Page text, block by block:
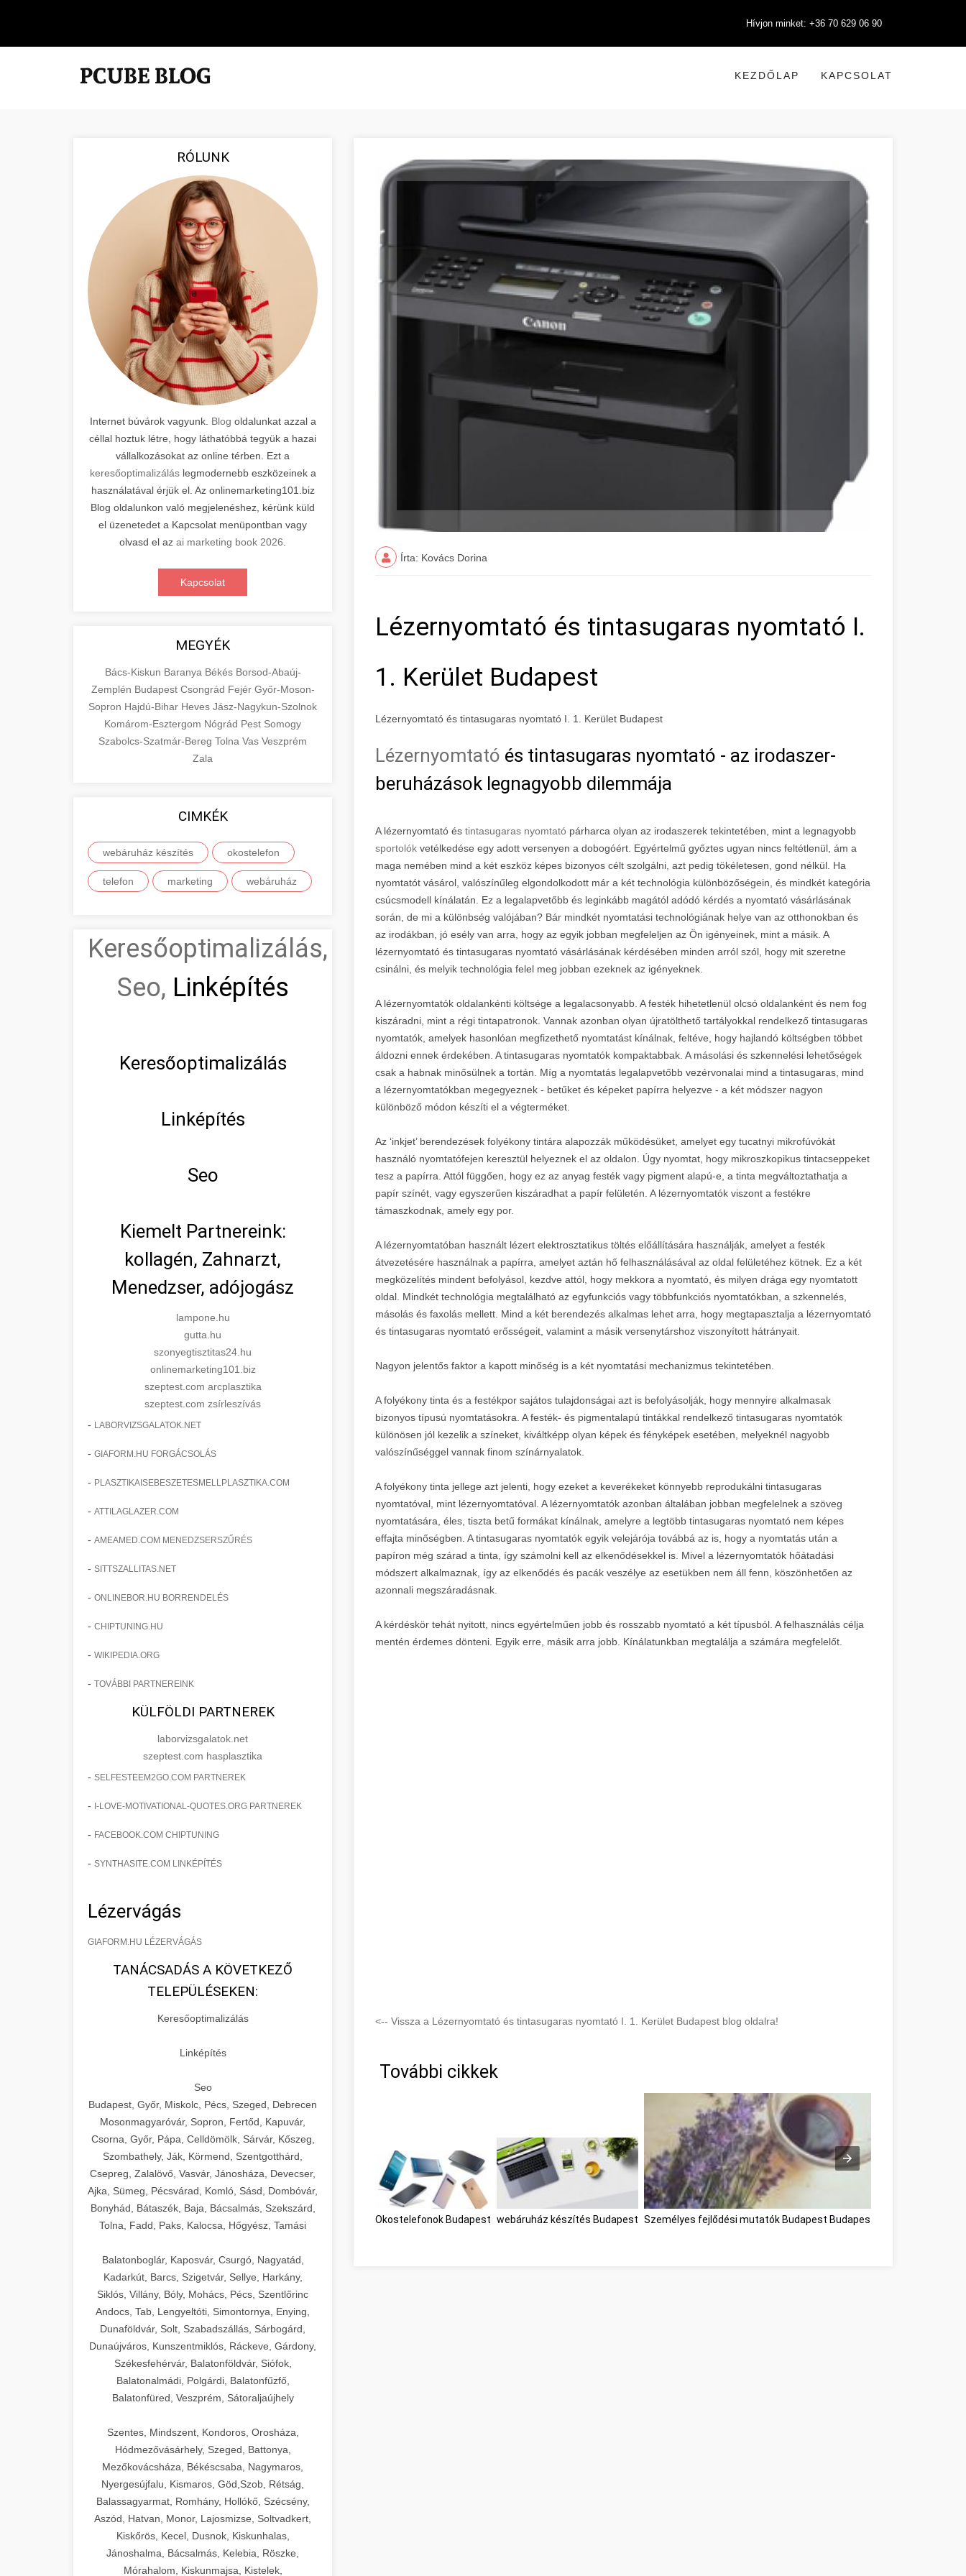
Hívjon minket: +36 70 629 06 90
KEZDŐLAP KAPCSOLAT
RÓLUNK
Internet búvárok vagyunk. Blog oldalunkat azzal a
céllal hoztuk létre, hogy láthatóbbá tegyük a hazai
vállalkozásokat az online térben. Ezt a
keresőoptimalizáláslegmodernebb eszközeinek a
használatával érjük el. Az onlinemarketing101.biz
Blog oldalunkon való megjelenéshez, kérünk küld
el üzenetedet a Kapcsolat menüpontban vagy
olvasd el az ai marketing book 2026
Kapcsolat
MEGYÉK
Bács-Kiskun Baranya Békés Borsod-Abaúj-
Zemplén Budapest Csongrád Fejér Győr-Moson-
Sopron Hajdú-Bihar Heves Jász-Nagykun-Szolnok
Komárom-Esztergom Nógrád Pest Somogy
Szabolcs-Szatmár-Bereg Tolna Vas Veszprém
Zala
CIMKÉK
webáruház készítés okostelefon
telefon marketing webáruház
Keresőoptimalizálás,
Seo, Linképítés
Keresőoptimalizálás
Linképítés
Seo
Kiemelt Partnereink:
kollagén, Zahnarzt,
Menedzser, adójogász
lampone.hu
gutta.hu
szonyegtisztitas24.hu
onlinemarketing101.biz
szeptest.com arcplasztika
szeptest.com zsírleszívás
- LABORVIZSGALATOK.NET
- GIAFORM.HU FORGÁCSOLÁS
- PLASZTIKAISEBESZETESMELLPLASZTIKA.COM
- ATTILAGLAZER.COM
- AMEAMED.COM MENEDZSERSZŰRÉS
- SITTSZALLITAS.NET
- ONLINEBOR.HU BORRENDELÉS
- CHIPTUNING.HU
- WIKIPEDIA.ORG
- TOVÁBBI PARTNEREINK
KÜLFÖLDI PARTNEREK
laborvizsgalatok.net
szeptest.com hasplasztika
- SELFESTEEM2GO.COM PARTNEREK
- I-LOVE-MOTIVATIONAL-QUOTES.ORG PARTNEREK
- FACEBOOK.COM CHIPTUNING
- SYNTHASITE.COM LINKÉPÍTÉS
Lézervágás
GIAFORM.HU LÉZERVÁGÁS
TANÁCSADÁS A KÖVETKEZŐ
TELEPÜLÉSEKEN:
Keresőoptimalizálás
Linképítés
Seo
Budapest, Győr, Miskolc, Pécs, Szeged, Debrecen
Mosonmagyaróvár, Sopron, Fertőd, Kapuvár,
Csorna, Győr, Pápa, Celldömölk, Sárvár, Kőszeg,
Szombathely, Ják, Körmend, Szentgotthárd,
Csepreg, Zalalövő, Vasvár, Jánosháza, Devecser,
Ajka, Sümeg, Pécsvárad, Komló, Sásd, Dombóvár,
Bonyhád, Bátaszék, Baja, Bácsalmás, Szekszárd,
Tolna, Fadd, Paks, Kalocsa, Hőgyész, Tamási
Balatonboglár, Kaposvár, Csurgó, Nagyatád,
Kadarkút, Barcs, Szigetvár, Sellye, Harkány,
Siklós, Villány, Bóly, Mohács, Pécs, Szentlőrinc
Andocs, Tab, Lengyeltóti, Simontornya, Enying,
Dunaföldvár, Solt, Szabadszállás, Sárbogárd,
Dunaújváros, Kunszentmiklós, Ráckeve, Gárdony,
Székesfehérvár, Balatonföldvár, Siófok,
Balatonalmádi, Polgárdi, Balatonfűzfő,
Balatonfüred, Veszprém, Sátoraljaújhely
Szentes, Mindszent, Kondoros, Orosháza,
Hódmezővásárhely, Szeged, Battonya,
Mezőkovácsháza, Békéscsaba, Nagymaros,
Nyergesújfalu, Kismaros, Göd,Szob, Rétság,
Balassagyarmat, Romhány, Hollókő, Szécsény,
Aszód, Hatvan, Monor, Lajosmizse, Soltvadkert,
Kiskőrös, Kecel, Dusnok, Kiskunhalas,
Jánoshalma, Bácsalmás, Kelebia, Röszke,
Mórahalom, Kiskunmajsa, Kistelek,
Írta: Kovács Dorina
Lézernyomtató és tintasugaras nyomtató I.
1. Kerület Budapest
Lézernyomtató és tintasugaras nyomtató I. 1. Kerület Budapest
Lézernyomtató és tintasugaras nyomtató - az irodaszer-
beruházások legnagyobb dilemmája
A lézernyomtató és tintasugaras nyomtató párharca olyan az irodaszerek tekintetében, mint a legnagyobb
sportolók vetélkedése egy adott versenyen a dobogóért. Egyértelmű győztes ugyan nincs feltétlenül, ám a
maga nemében mind a két eszköz képes bizonyos célt szolgálni, azt pedig tökéletesen, gond nélkül. Ha
nyomtatót vásárol, valószínűleg elgondolkodott már a két technológia különbözőségein, és mindkét kategória
csúcsmodell kínálatán. Ez a legalapvetőbb és leginkább magától adódó kérdés a nyomtató vásárlásának
során, de mi a különbség valójában? Bár mindkét nyomtatási technológiának helye van az otthonokban és
az irodákban, jó esély van arra, hogy az egyik jobban megfeleljen az Ön igényeinek, mint a másik. A
lézernyomtató és tintasugaras nyomtató vásárlásának kérdésében minden arról szól, hogy mit szeretne
csinálni, és melyik technológia felel meg jobban ezeknek az igényeknek.
A lézernyomtatók oldalankénti költsége a legalacsonyabb. A festék hihetetlenül olcsó oldalanként és nem fog
kiszáradni, mint a régi tintapatronok. Vannak azonban olyan újratölthető tartályokkal rendelkező tintasugaras
nyomtatók, amelyek hasonlóan megfizethető nyomtatást kínálnak, feltéve, hogy hajlandó költségben többet
áldozni ennek érdekében. A tintasugaras nyomtatók kompaktabbak. A másolási és szkennelési lehetőségek
csak a habnak minősülnek a tortán. Míg a nyomtatás legalapvetőbb vezérvonalai mind a tintasugaras, mind
a lézernyomtatókban megegyeznek - betűket és képeket papírra helyezve - a két módszer nagyon
különböző módon készíti el a végterméket.
Az ‘inkjet’ berendezések folyékony tintára alapozzák működésüket, amelyet egy tucatnyi mikrofúvókát
használó nyomtatófejen keresztül helyeznek el az oldalon. Úgy nyomtat, hogy mikroszkopikus tintacseppeket
tesz a papírra. Attól függően, hogy ez az anyag festék vagy pigment alapú-e, a tinta megváltoztathatja a
papír színét, vagy egyszerűen kiszáradhat a papír felületén. A lézernyomtatók viszont a festékre
támaszkodnak, amely egy por.
A lézernyomtatóban használt lézert elektrosztatikus töltés előállítására használják, amelyet a festék
átvezetésére használnak a papírra, amelyet aztán hő felhasználásával az oldal felületéhez kötnek. Ez a két
megközelítés mindent befolyásol, kezdve attól, hogy mekkora a nyomtató, és milyen drága egy nyomtatott
oldal. Mindkét technológia megtalálható az egyfunkciós vagy többfunkciós nyomtatókban, a szkennelés,
másolás és faxolás mellett. Mind a két berendezés alkalmas lehet arra, hogy megtapasztalja a lézernyomtató
és tintasugaras nyomtató erősségeit, valamint a másik versenytárshoz viszonyított hátrányait.
Nagyon jelentős faktor a kapott minőség is a két nyomtatási mechanizmus tekintetében.
A folyékony tinta és a festékpor sajátos tulajdonságai azt is befolyásolják, hogy mennyire alkalmasak
bizonyos típusú nyomtatásokra. A festék- és pigmentalapú tintákkal rendelkező tintasugaras nyomtatók
különösen jól kezelik a színeket, kiváltképp olyan képek és fényképek esetében, melyeknél nagyobb
valószínűséggel vannak finom színárnyalatok.
A folyékony tinta jellege azt jelenti, hogy ezeket a keverékeket könnyebb reprodukálni tintasugaras
nyomtatóval, mint lézernyomtatóval. A lézernyomtatók azonban általában jobban megfelelnek a szöveg
nyomtatására, éles, tiszta betű formákat kínálnak, amelyre a legtöbb tintasugaras nyomtató nem képes
effajta minőségben. A tintasugaras nyomtatók egyik velejárója továbbá az is, hogy a nyomtatás után a
papíron még szárad a tinta, így számolni kell az elkenődésekkel is. Mivel a lézernyomtatók hőátadási
módszert alkalmaznak, így az elkenődés és pacák veszélye az esetükben nem áll fenn, köszönhetően az
azonnali megszáradásnak.
A kérdéskör tehát nyitott, nincs egyértelműen jobb és rosszabb nyomtató a két típusból. A felhasználás célja
mentén érdemes dönteni. Egyik erre, másik arra jobb. Kínálatunkban megtalálja a számára megfelelőt.
<-- Vissza a Lézernyomtató és tintasugaras nyomtató I. 1. Kerület Budapest blog oldalra!
További cikkek
Okostelefonok Budapest webáruház készítés Budapest Személyes fejlődési mutatók Budapest Budapest